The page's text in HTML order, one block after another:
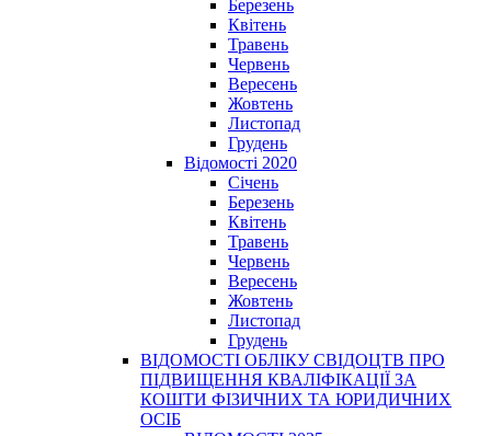
Березень
Квітень
Травень
Червень
Вересень
Жовтень
Листопад
Грудень
Відомості 2020
Січень
Березень
Квітень
Травень
Червень
Вересень
Жовтень
Листопад
Грудень
ВІДОМОСТІ ОБЛІКУ СВІДОЦТВ ПРО
ПІДВИЩЕННЯ КВАЛІФІКАЦІЇ ЗА
КОШТИ ФІЗИЧНИХ ТА ЮРИДИЧНИХ
ОСІБ